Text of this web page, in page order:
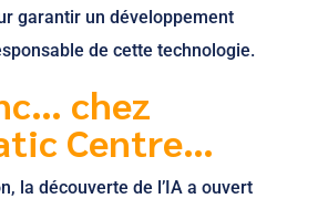
garantir un développement
de cette technologie.
chez
Centre…
la découverte de l’IA a ouvert